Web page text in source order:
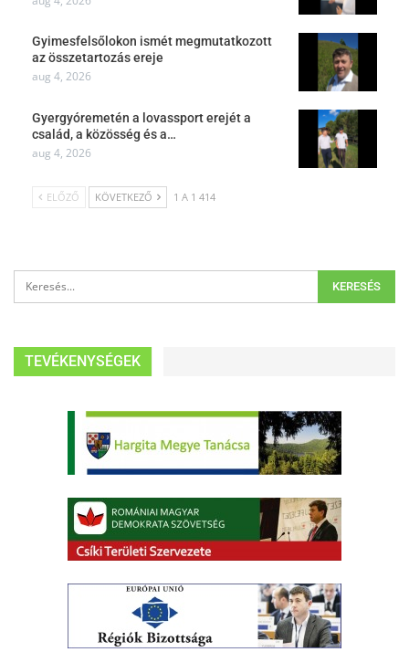
Gyimesfelsőlokon ismét megmutatkozott
az összetartozás ereje
aug 4, 2026
Gyergyóremetén a lovassport erejét a
család, a közösség és a…
aug 4, 2026
ELŐZŐ KÖVETKEZŐ 1 A 1 414
TEVÉKENYSÉGEK